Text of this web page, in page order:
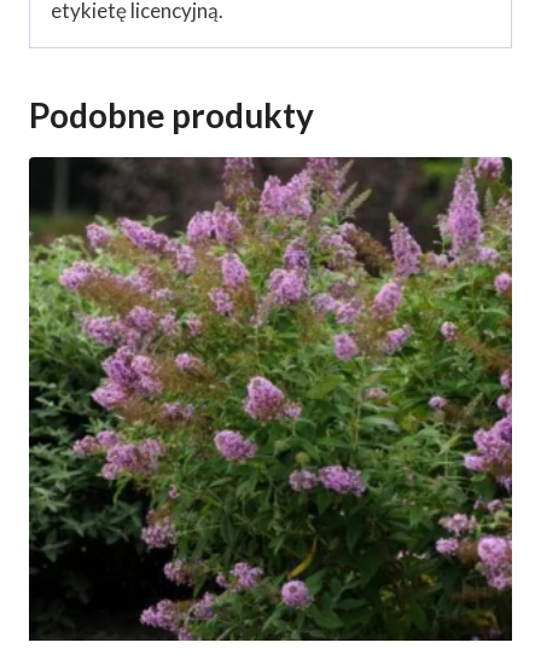
etykietę licencyjną.
Podobne produkty